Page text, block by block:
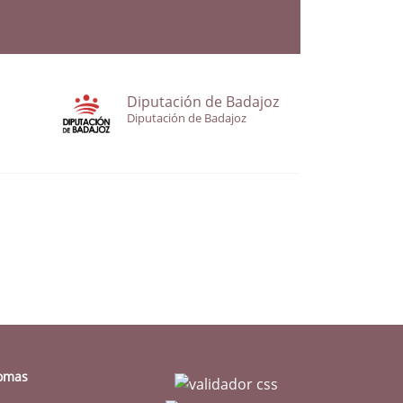
Diputación de Badajoz
Diputación de Badajoz